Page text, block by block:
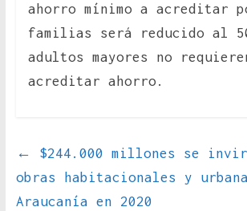
ahorro mínimo a acreditar
familias será reducido al
adultos mayores no
acreditar ahorro.
←
$244.000 millones se
obras habitacionales y
Araucanía en 2020